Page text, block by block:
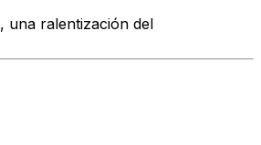
una ralentización del